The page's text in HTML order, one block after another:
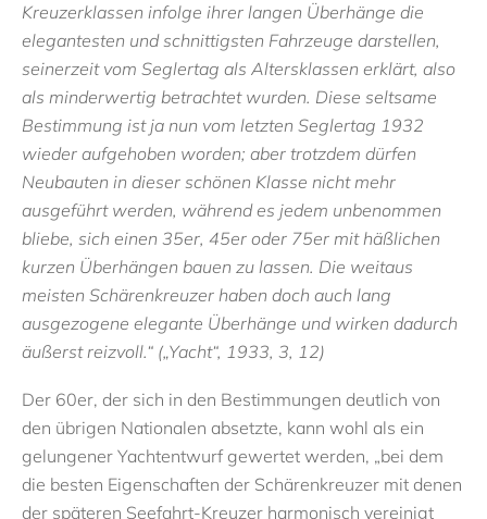
Kreuzerklassen infolge ihrer langen Überhänge die
elegantesten und schnittigsten Fahrzeuge darstellen,
seinerzeit vom Seglertag als Altersklassen erklärt, also
als minderwertig betrachtet wurden. Diese seltsame
Bestimmung ist ja nun vom letzten Seglertag 1932
wieder aufgehoben worden; aber trotzdem dürfen
Neubauten in dieser schönen Klasse nicht mehr
ausgeführt werden, während es jedem unbenommen
bliebe, sich einen 35er, 45er oder 75er mit häßlichen
kurzen Überhängen bauen zu lassen. Die weitaus
meisten Schärenkreuzer haben doch auch lang
ausgezogene elegante Überhänge und wirken dadurch
äußerst reizvoll.“ („Yacht“, 1933, 3, 12)
Der 60er, der sich in den Bestimmungen deutlich von
den übrigen Nationalen absetzte, kann wohl als ein
gelungener Yachtentwurf gewertet werden, „bei dem
die besten Eigenschaften der Schärenkreuzer mit denen
der späteren Seefahrt-Kreuzer harmonisch vereinigt